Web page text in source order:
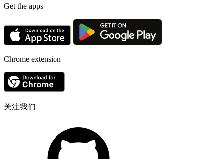
Get the apps
Chrome extension
关注我们